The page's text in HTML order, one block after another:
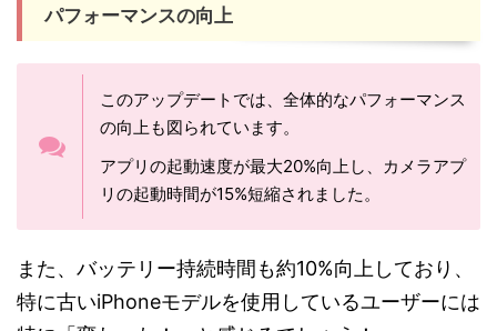
パフォーマンスの向上
このアップデートでは、全体的なパフォーマンス
の向上も図られています。
アプリの起動速度が最大20%向上し、カメラアプ
リの起動時間が15%短縮されました。
また、バッテリー持続時間も約10%向上しており、
特に古いiPhoneモデルを使用しているユーザーには